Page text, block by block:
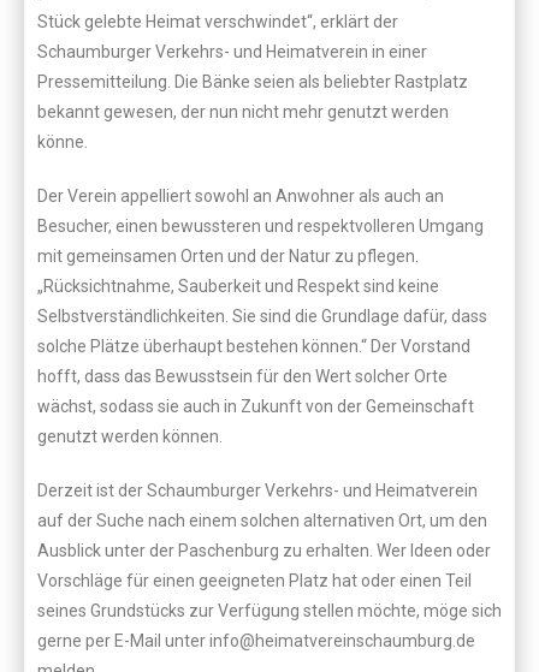
Stück gelebte Heimat verschwindet“, erklärt der
Schaumburger Verkehrs- und Heimatverein in einer
Pressemitteilung. Die Bänke seien als beliebter Rastplatz
bekannt gewesen, der nun nicht mehr genutzt werden
könne.
Der Verein appelliert sowohl an Anwohner als auch an
Besucher, einen bewussteren und respektvolleren Umgang
mit gemeinsamen Orten und der Natur zu pflegen.
„Rücksichtnahme, Sauberkeit und Respekt sind keine
Selbstverständlichkeiten. Sie sind die Grundlage dafür, dass
solche Plätze überhaupt bestehen können.“ Der Vorstand
hofft, dass das Bewusstsein für den Wert solcher Orte
wächst, sodass sie auch in Zukunft von der Gemeinschaft
genutzt werden können.
Derzeit ist der Schaumburger Verkehrs- und Heimatverein
auf der Suche nach einem solchen alternativen Ort, um den
Ausblick unter der Paschenburg zu erhalten. Wer Ideen oder
Vorschläge für einen geeigneten Platz hat oder einen Teil
seines Grundstücks zur Verfügung stellen möchte, möge sich
gerne per E-Mail unter info@heimatvereinschaumburg.de